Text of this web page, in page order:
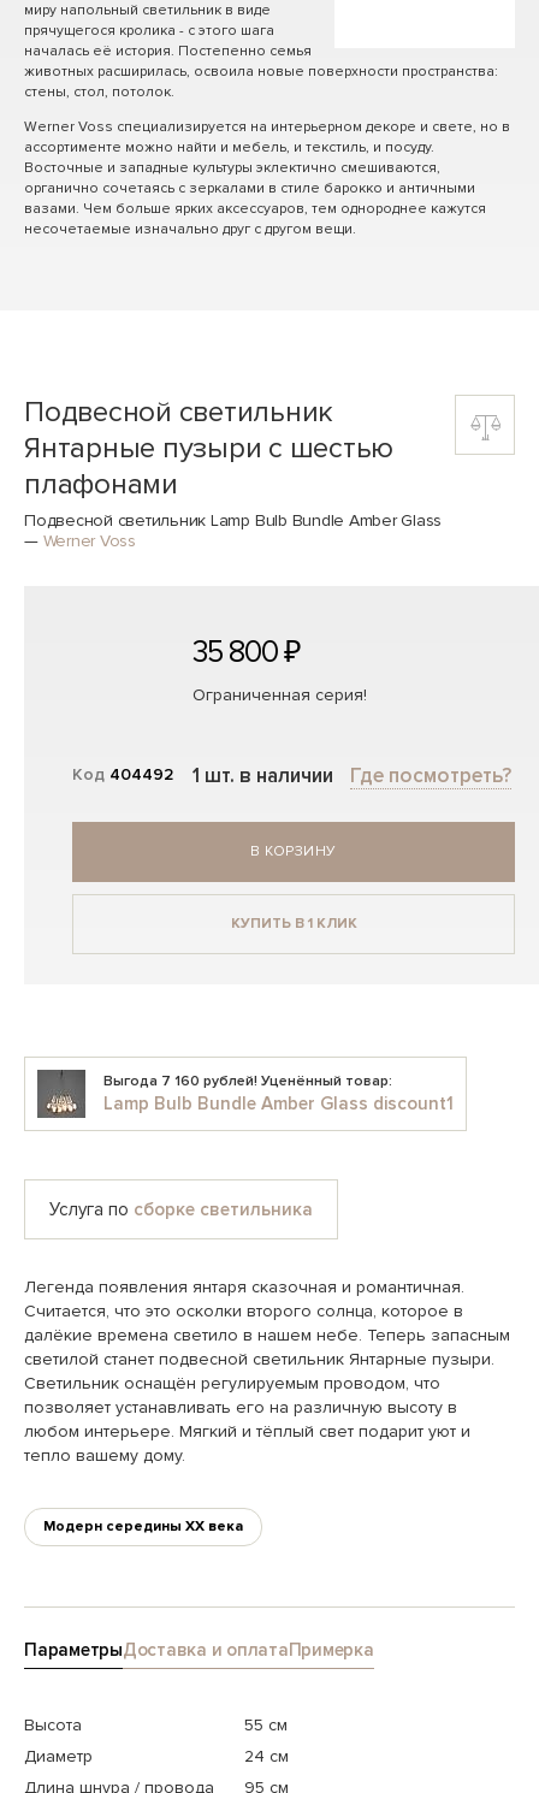
миру напольный светильник в виде
прячущегося кролика - с этого шага
началась её история. Постепенно семья
животных расширилась, освоила новые поверхности пространства:
стены, стол, потолок.
Werner Voss специализируется на интерьерном декоре и свете, но в
ассортименте можно найти и мебель, и текстиль, и посуду.
Восточные и западные культуры эклектично смешиваются,
органично сочетаясь с зеркалами в стиле барокко и античными
вазами. Чем больше ярких аксессуаров, тем однороднее кажутся
несочетаемые изначально друг с другом вещи.
Подвесной светильник
Янтарные пузыри с шестью
плафонами
Подвесной светильник Lamp Bulb Bundle Amber Glass
— Werner Voss
Код 404492
35 800 ₽
Ограниченная серия!
1 шт. в наличии Где посмотреть?
В КОРЗИНУ
КУПИТЬ В 1 КЛИК
Выгода 7 160 рублей! Уценённый товар:
Lamp Bulb Bundle Amber Glass discount1
Услуга по сборке светильника
Легенда появления янтаря сказочная и романтичная.
Считается, что это осколки второго солнца, которое в
далёкие времена светило в нашем небе. Теперь запасным
светилой станет подвесной светильник Янтарные пузыри.
Светильник оснащён регулируемым проводом, что
позволяет устанавливать его на различную высоту в
любом интерьере. Мягкий и тёплый свет подарит уют и
тепло вашему дому.
Модерн середины XX века
ПараметрыДоставка и оплатаПримерка
Высота
55 см
Диаметр
24 см
Длина шнура / провода
95 см